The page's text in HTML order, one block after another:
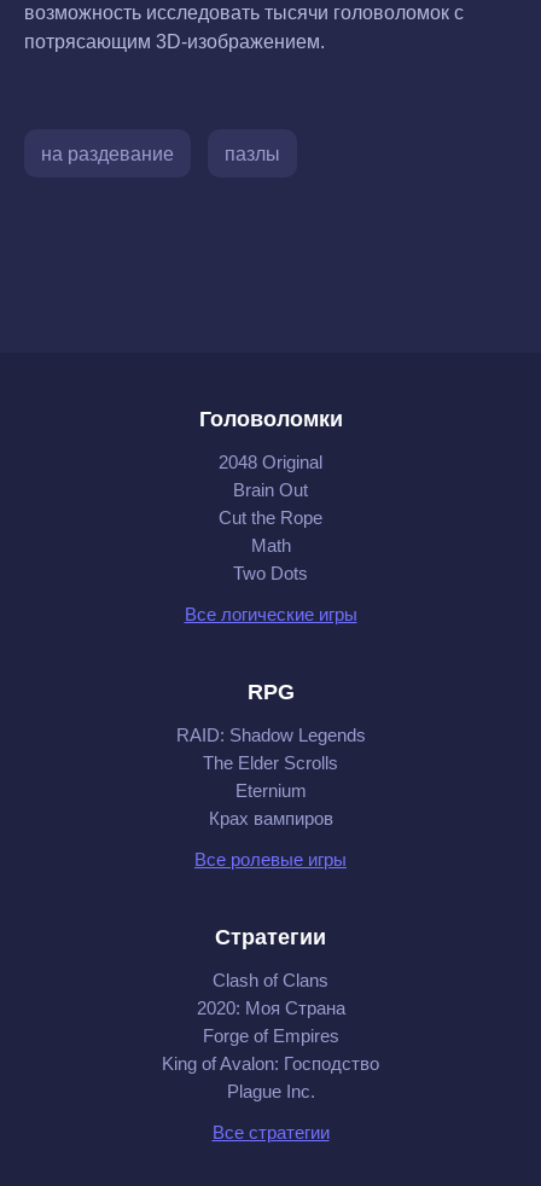
возможность исследовать тысячи головоломок с
потрясающим 3D-изображением.
на раздевание пазлы
Головоломки
2048 Original
Brain Out
Cut the Rope
Math
Two Dots
Все логические игры
RPG
RAID: Shadow Legends
The Elder Scrolls
Eternium
Крах вампиров
Все ролевые игры
Стратегии
Clash of Clans
2020: Моя Cтрана
Forge of Empires
King of Avalon: Господство
Plague Inc.
Все стратегии